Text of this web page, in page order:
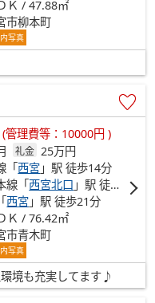
Ｋ / 47.88㎡
市柳本町
写真
(管理費等：10000円 )
礼金 25万円
「西宮 」駅 徒歩14分
線「西宮北口 」駅 徒歩17分
西宮 」駅 徒歩21分
Ｋ / 76.42㎡
市青木町
写真
境も充実してます♪